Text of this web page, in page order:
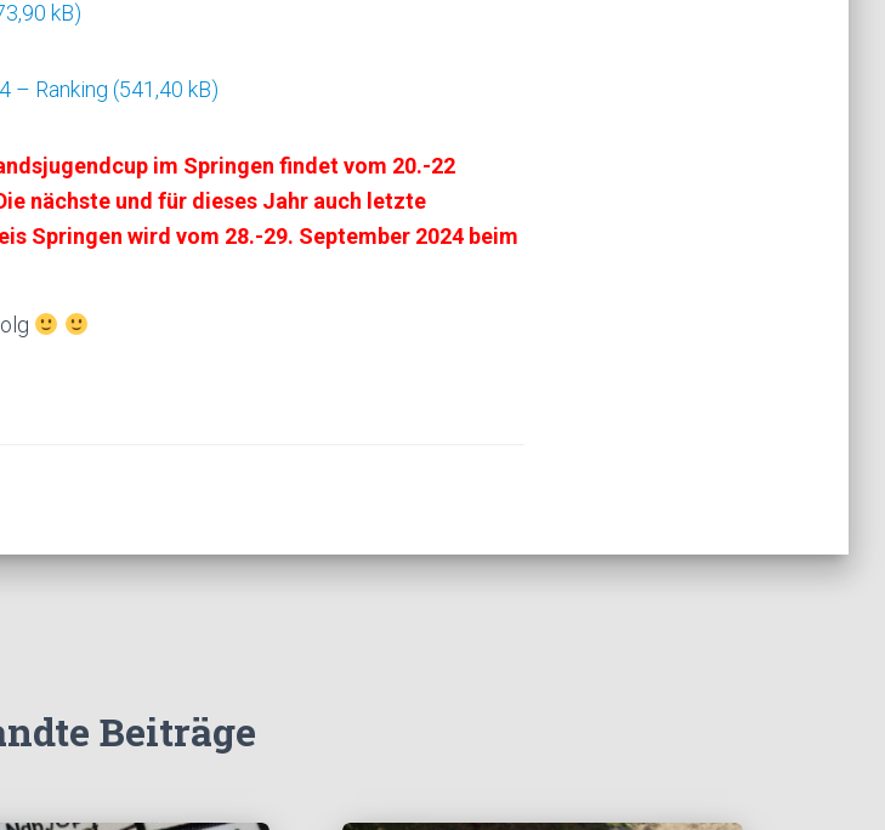
– Ranking
im Springen findet vom 20.-22
nächste und für dieses Jahr auch letzte
Springen wird vom 28.-29. September 2024 beim
Beiträge